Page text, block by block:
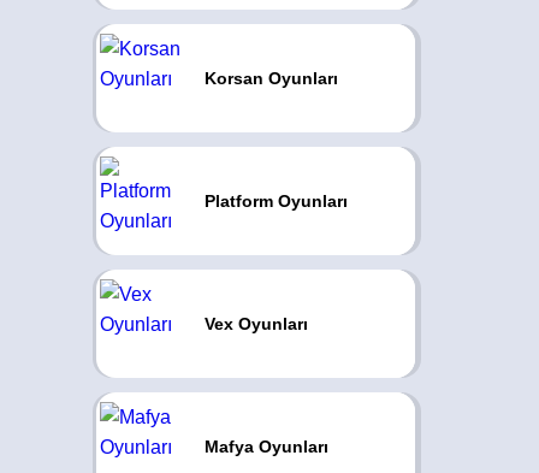
Korsan Oyunları
Platform Oyunları
Vex Oyunları
Mafya Oyunları